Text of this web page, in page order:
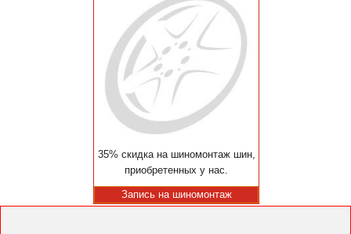
35% скидка на шиномонтаж шин,
приобретенных у нас.
Запись на шиномонтаж